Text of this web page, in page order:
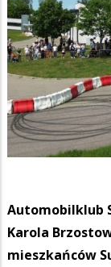
Automobilklub
Karola
mieszkańców